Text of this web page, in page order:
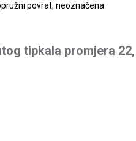
povrat, neoznačena
tipkala promjera